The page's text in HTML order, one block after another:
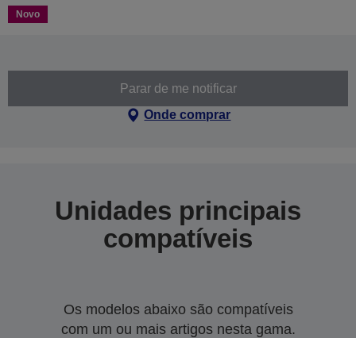
Novo
Parar de me notificar
Onde comprar
Unidades principais
compatíveis
Os modelos abaixo são compatíveis
com um ou mais artigos nesta gama.